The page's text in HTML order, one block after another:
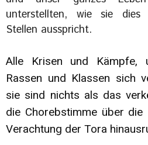
unterstellten, wie sie dies
Stellen ausspricht.
Alle Krisen und Kämpfe,
Rassen und Klassen sich
sie sind nichts als das
die Chorebstimme über
Verachtung der Tora